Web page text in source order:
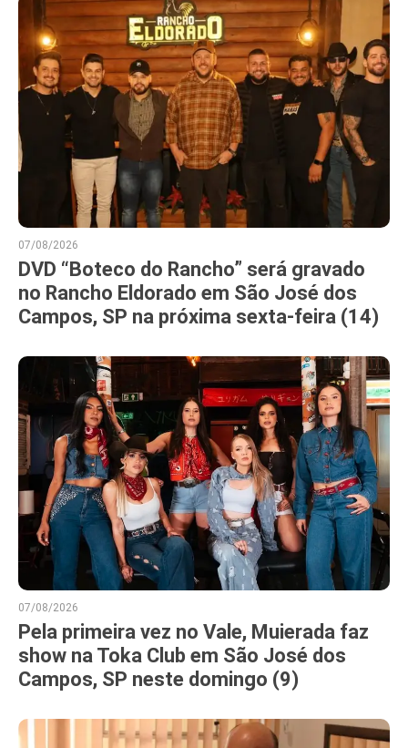
07/08/2026
DVD “Boteco do Rancho” será gravado
no Rancho Eldorado em São José dos
Campos, SP na próxima sexta-feira (14)
07/08/2026
Pela primeira vez no Vale, Muierada faz
show na Toka Club em São José dos
Campos, SP neste domingo (9)